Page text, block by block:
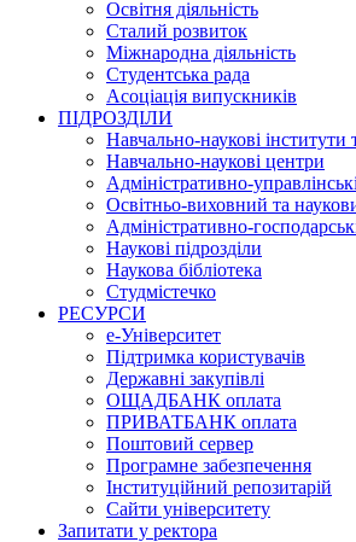
Освітня діяльність
Сталий розвиток
Міжнародна діяльність
Студентська рада
Асоціація випускників
ПІДРОЗДІЛИ
Навчально-наукові інститути
Навчально-наукові центри
Адміністративно-управлінські
Освітньо-виховний та
Адміністративно-
Наукові підрозділи
Наукова бібліотека
Студмістечко
РЕСУРСИ
е-Університет
Підтримка користувачів
Державні закупівлі
ОЩАДБАНК оплата
ПРИВАТБАНК оплата
Поштовий сервер
Програмне забезпечення
Інституційний репозитарій
Сайти університету
Запитати у ректора